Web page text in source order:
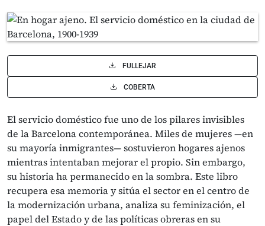
FULLEJAR
COBERTA
El servicio doméstico fue uno de los pilares invisibles
de la Barcelona contemporánea. Miles de mujeres —en
su mayoría inmigrantes— sostuvieron hogares ajenos
mientras intentaban mejorar el propio. Sin embargo,
su historia ha permanecido en la sombra. Este libro
recupera esa memoria y sitúa el sector en el centro de
la modernización urbana, analiza su feminización, el
papel del Estado y de las políticas obreras en su